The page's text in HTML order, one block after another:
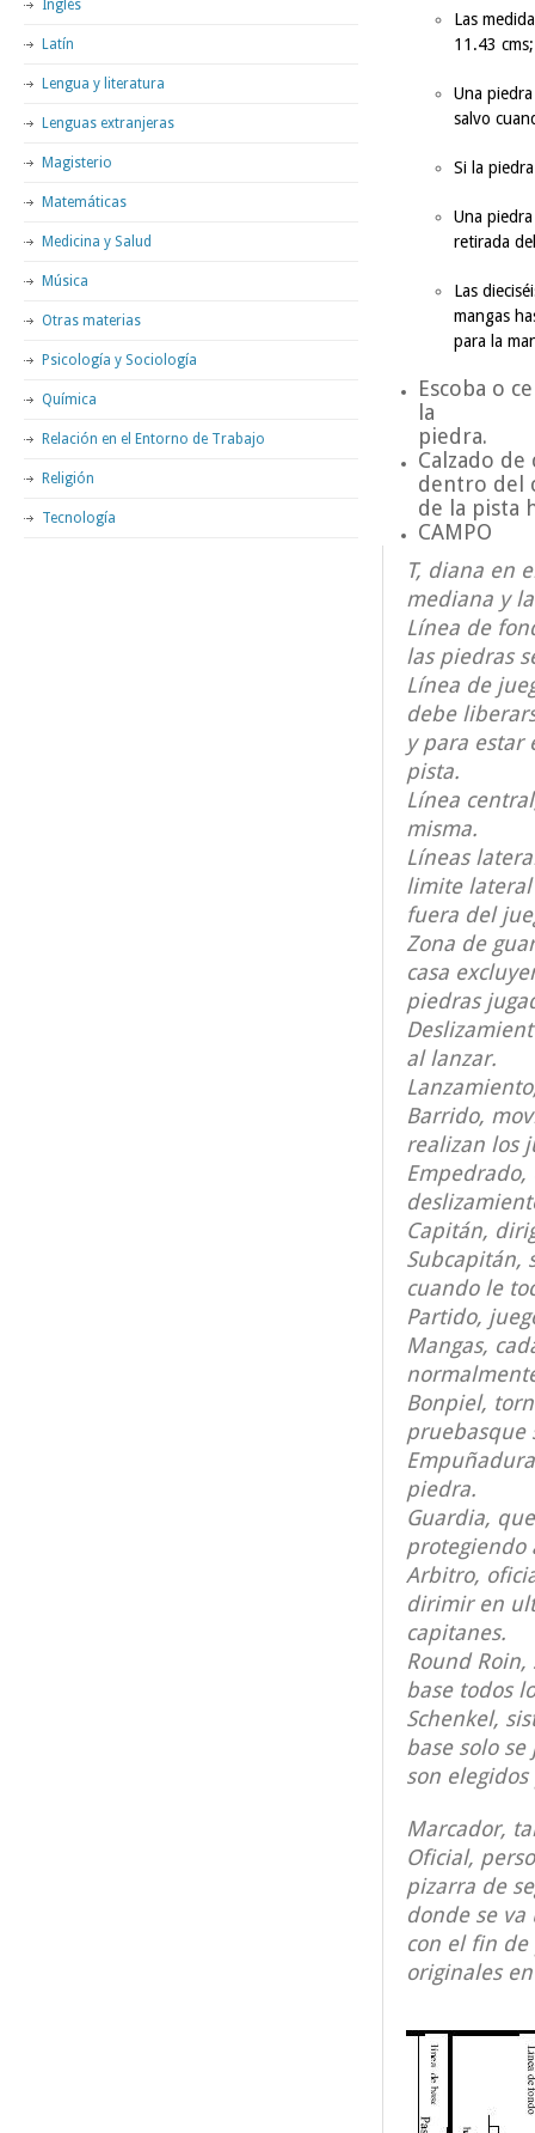
Las
11.43
Una
salvo
Si la
Una
retirada
Las
mangas
para la
Escoba o
la
piedra.
Calzado de
dentro del
de la pista
CAMPO
T, diana en
mediana y
Línea de
las piedras
Línea de
debe
y para estar
pista.
Línea
misma.
Líneas
limite lateral
fuera del
Zona de
casa
piedras
al lanzar.
Barrido,
realizan los
Capitán,
Subcapitán,
cuando le
Partido,
Mangas,
Bonpiel,
pruebasque
piedra.
Guardia,
protegiendo
Arbitro,
dirimir en
capitanes.
Round
base todos
Schenkel,
base solo
son
Marcador,
Oficial,
pizarra de
donde se
con el fin de
originales
Inglés
Latín
Lengua y literatura
Lenguas extranjeras
Magisterio
Matemáticas
Medicina y Salud
Música
Otras materias
Psicología y Sociología
Química
Relación en el Entorno de Trabajo
Religión
Tecnología